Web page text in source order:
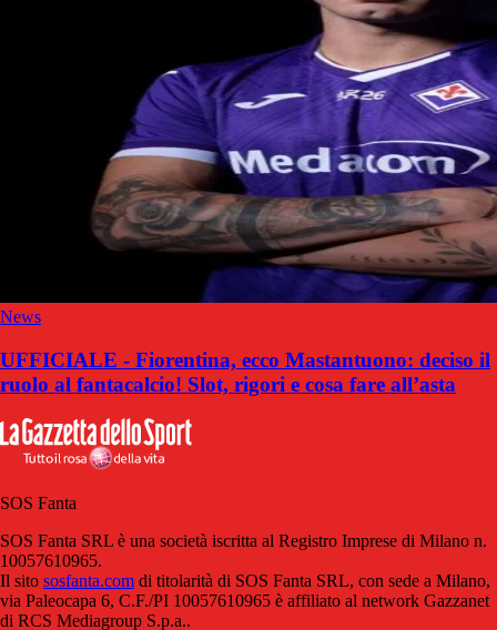
News
UFFICIALE - Fiorentina, ecco Mastantuono: deciso il
ruolo al fantacalcio! Slot, rigori e cosa fare all’asta
SOS Fanta
SOS Fanta SRL è una società iscritta al Registro Imprese di Milano n.
10057610965.
Il sito sosfanta.com di titolarità di SOS Fanta SRL, con sede a Milano,
via Paleocapa 6, C.F./PI 10057610965 è affiliato al network Gazzanet
di RCS Mediagroup S.p.a..